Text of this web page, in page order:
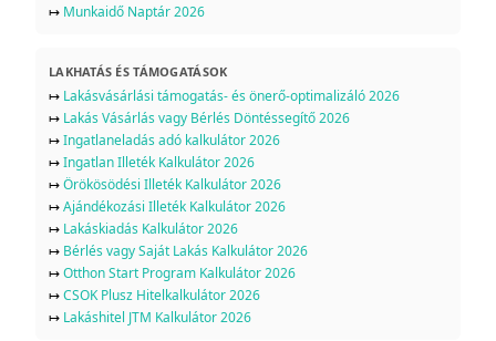
↦ Munkaidő Naptár 2026
LAKHATÁS ÉS TÁMOGATÁSOK
↦ Lakásvásárlási támogatás- és önerő-optimalizáló 2026
↦ Lakás Vásárlás vagy Bérlés Döntéssegítő 2026
↦Ingatlaneladás adó kalkulátor 2026
↦Ingatlan Illeték Kalkulátor 2026
↦Örökösödési Illeték Kalkulátor 2026
↦Ajándékozási Illeték Kalkulátor 2026
↦ Lakáskiadás Kalkulátor 2026
↦ Bérlés vagy Saját Lakás Kalkulátor 2026
↦Otthon Start Program Kalkulátor 2026
↦CSOK Plusz Hitelkalkulátor 2026
↦ Lakáshitel JTM Kalkulátor 2026